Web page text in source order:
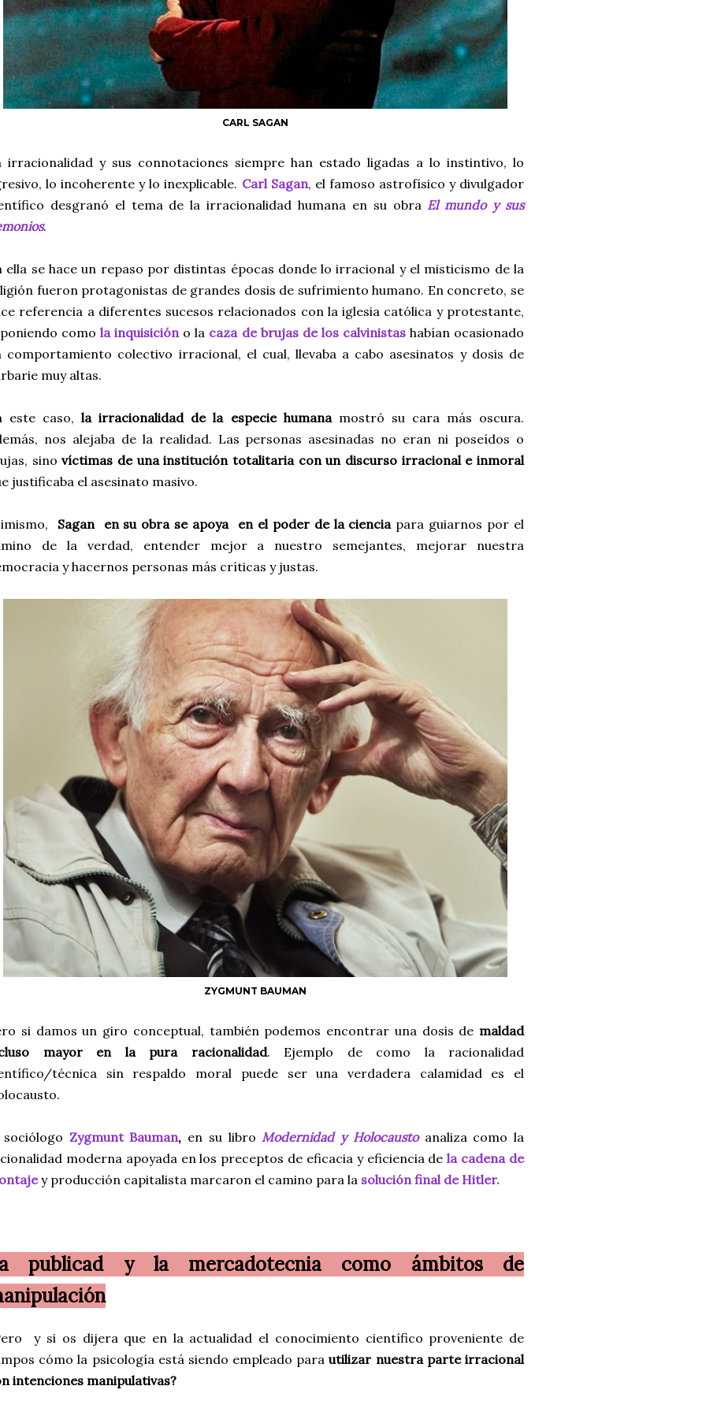
CARL SAGAN
irracionalidad y sus connotaciones siempre han estado ligadas a lo instintivo, lo
lo incoherente y lo inexplicable. Carl Sagan, el famoso astrofísico y divulgador
desgranó el tema de la irracionalidad humana en su obra El mundo y sus
.
ella se hace un repaso por distintas épocas donde lo irracional y el misticismo de la
fueron protagonistas de grandes dosis de sufrimiento humano. En concreto, se
referencia a diferentes sucesos relacionados con la iglesia católica y protestante,
comola inquisicióno la caza de brujas de los calvinistashabían ocasionado
comportamiento colectivo irracional, el cual, llevaba a cabo asesinatos y dosis de
muy altas.
este caso,la irracionalidad de la especie humanamostró su cara más oscura.
nos alejaba de la realidad. Las personas asesinadas no eran ni poseídos o
sinovíctimas de una institución totalitaria con un discurso irracional e inmoral
justificaba el asesinato masivo.
Sagan en su obra se apoya en el poder de la cienciapara guiarnos por el
de la verdad, entender mejor a nuestro semejantes, mejorar nuestra
y hacernos personas más críticas y justas.
ZYGMUNT BAUMAN
si damos un giro conceptual, también podemos encontrar una dosis de maldad
mayor en la pura racionalidad. Ejemplo de como la racionalidad
técnica sin respaldo moral puede ser una verdadera calamidad es el
sociólogo Zygmunt Bauman, en su libroModernidad y Holocaustoanaliza como la
moderna apoyada en los preceptos de eficacia y eficiencia dela cadena de
y producción capitalista marcaron el camino para la solución final de Hitler.
publicad y la mercadotecnia como ámbitos de
y si os dijera que en la actualidad el conocimiento científico proveniente de
cómo la psicología está siendo empleado para utilizar nuestra parte irracional
intenciones manipulativas?